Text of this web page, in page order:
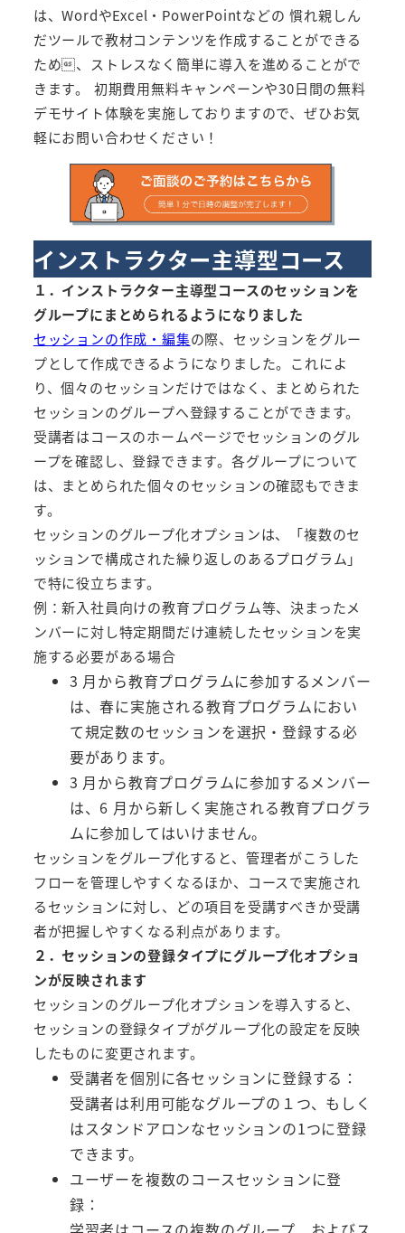
は、WordやExcel・PowerPointなどの 慣れ親しん
だツールで教材コンテンツを作成することができる
ため、ストレスなく簡単に導入を進めることがで
きます。 初期費用無料キャンペーンや30日間の無料
デモサイト体験を実施しておりますので、ぜひお気
軽にお問い合わせください！
インストラクター主導型コース
１．インストラクター主導型コースのセッションを
グループにまとめられるようになりました
セッションの作成・編集の際、セッションをグルー
プとして作成できるようになりました。これによ
り、個々のセッションだけではなく、まとめられた
セッションのグループへ登録することができます。
受講者はコースのホームページでセッションのグル
ープを確認し、登録できます。各グループについて
は、まとめられた個々のセッションの確認もできま
す。
セッションのグループ化オプションは、「複数のセ
ッションで構成された繰り返しのあるプログラム」
で特に役立ちます。
例：新入社員向けの教育プログラム等、決まったメ
ンバーに対し特定期間だけ連続したセッションを実
施する必要がある場合
3 月から教育プログラムに参加するメンバー
は、春に実施される教育プログラムにおい
て規定数のセッションを選択・登録する必
要があります。
3 月から教育プログラムに参加するメンバー
は、6 月から新しく実施される教育プログラ
ムに参加してはいけません。
セッションをグループ化すると、管理者がこうした
フローを管理しやすくなるほか、コースで実施され
るセッションに対し、どの項目を受講すべきか受講
者が把握しやすくなる利点があります。
２．セッションの登録タイプにグループ化オプショ
ンが反映されます
セッションのグループ化オプションを導入すると、
セッションの登録タイプがグループ化の設定を反映
したものに変更されます。
受講者を個別に各セッションに登録する：
受講者は利用可能なグループの１つ、もしく
はスタンドアロンなセッションの1つに登録
できます。
ユーザーを複数のコースセッションに登
録：